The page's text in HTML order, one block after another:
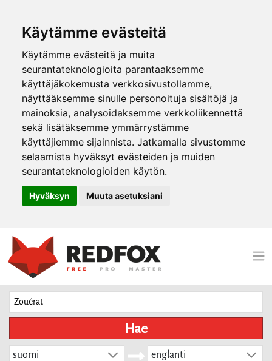
Käytämme evästeitä
Käytämme evästeitä ja muita
seurantateknologioita parantaaksemme
käyttäjäkokemusta verkkosivustollamme,
näyttääksemme sinulle personoituja sisältöjä ja
mainoksia, analysoidaksemme verkkoliikennettä
sekä lisätäksemme ymmärrystämme
käyttäjiemme sijainnista. Jatkamalla sivustomme
selaamista hyväksyt evästeiden ja muiden
seurantateknologioiden käytön.
Hyväksyn Muuta asetuksiani
Hae
suomi englanti